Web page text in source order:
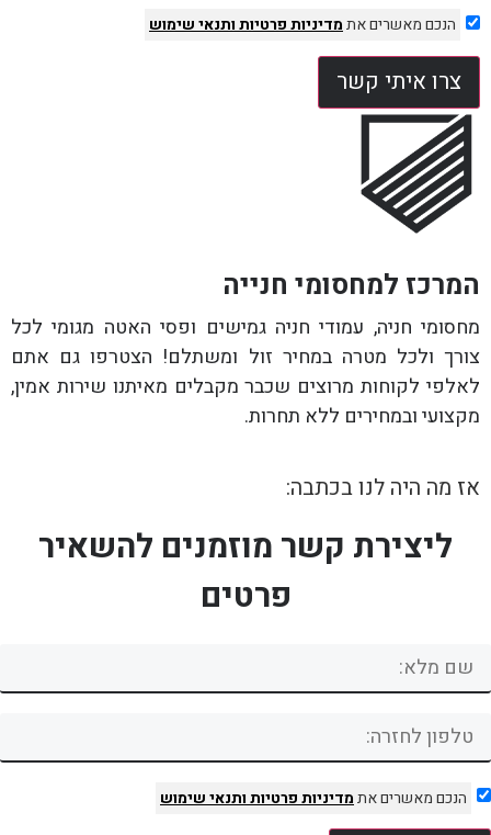
הנכם מאשרים אתמדיניות פרטיותותנאי שימוש
צרו איתי קשר
המרכז למחסומי חנייה
מחסומי חניה, עמודי חניה גמישים ופסי האטה מגומי לכל
צורך ולכל מטרה במחיר זול ומשתלם! הצטרפו גם אתם
לאלפי לקוחות מרוצים שכבר מקבלים מאיתנו שירות אמין,
מקצועי ובמחירים ללא תחרות.
אז מה היה לנו בכתבה:
ליצירת קשר מוזמנים להשאיר
פרטים
הנכם מאשרים אתמדיניות פרטיותותנאי שימוש